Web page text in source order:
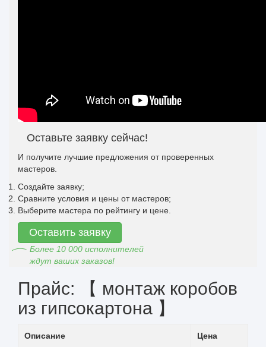
Оставьте заявку сейчас!
И получите лучшие предложения от проверенных
мастеров.
Создайте заявку;
Сравните условия и цены от мастеров;
Выберите мастера по рейтингу и цене.
Оставить заявку
Более 10 000 исполнителей
ждут ваших заказов!
Прайс: 【 монтаж коробов
из гипсокартона 】
Описание Цена